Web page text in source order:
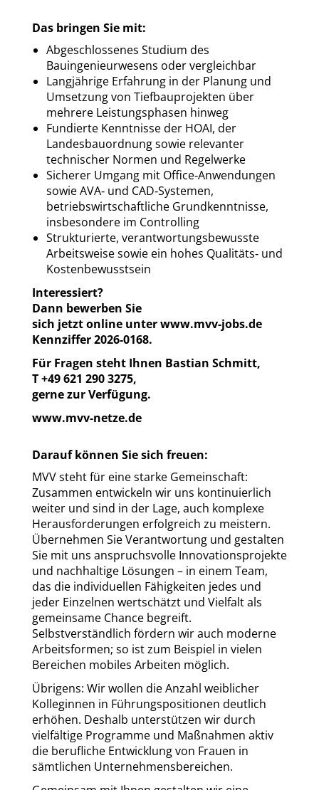
Das bringen Sie mit:
Abgeschlossenes Studium des
Bauingenieurwesens oder vergleichbar
Langjährige Erfahrung in der Planung und
Umsetzung von Tiefbauprojekten über
mehrere Leistungsphasen hinweg
Fundierte Kenntnisse der HOAI, der
Landesbauordnung sowie relevanter
technischer Normen und Regelwerke
Sicherer Umgang mit Office‑Anwendungen
sowie AVA‑ und CAD‑Systemen,
betriebswirtschaftliche Grundkenntnisse,
insbesondere im Controlling
Strukturierte, verantwortungsbewusste
Arbeitsweise sowie ein hohes Qualitäts‑ und
Kostenbewusstsein
Interessiert?
Dann bewerben Sie
sich jetzt online unter www.mvv-jobs.de
Kennziffer 2026-0168.
Für Fragen steht Ihnen Bastian Schmitt,
T+49 621 290 3275,
gerne zur Verfügung.
www.mvv-netze.de
Darauf können Sie sich freuen:
MVV steht für eine starke Gemeinschaft:
Zusammen entwickeln wir uns kontinuierlich
weiter und sind in der Lage, auch komplexe
Herausforderungen erfolgreich zu meistern.
Übernehmen Sie Verantwortung und gestalten
Sie mit uns anspruchsvolle Innovationsprojekte
und nachhaltige Lösungen – in einem Team,
das die individuellen Fähigkeiten jedes und
jeder Einzelnen wertschätzt und Vielfalt als
gemeinsame Chance begreift.
Selbstverständlich fördern wir auch moderne
Arbeitsformen; so ist zum Beispiel in vielen
Bereichen mobiles Arbeiten möglich.
Übrigens: Wir wollen die Anzahl weiblicher
Kolleginnen in Führungspositionen deutlich
erhöhen. Deshalb unterstützen wir durch
vielfältige Programme und Maßnahmen aktiv
die berufliche Entwicklung von Frauen in
sämtlichen Unternehmensbereichen.